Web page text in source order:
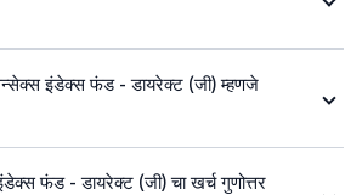
इंडेक्स फंड - डायरेक्ट (जी) म्हणजे
फंड - डायरेक्ट (जी) चा खर्च गुणोत्तर